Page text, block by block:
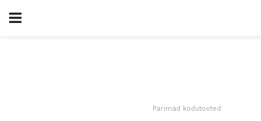
Parimad kodutooted